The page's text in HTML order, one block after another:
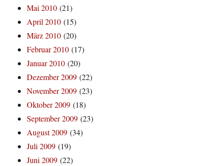
Mai 2010 (21)
April 2010 (15)
März 2010 (20)
Februar 2010 (17)
Januar 2010 (20)
Dezember 2009 (22)
November 2009 (23)
Oktober 2009 (18)
September 2009 (23)
August 2009 (34)
Juli 2009 (19)
Juni 2009 (22)